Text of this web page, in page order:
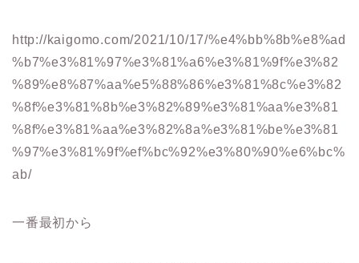
http://kaigomo.com/2021/10/17/%e4%bb%8b%e8%ad
%b7%e3%81%97%e3%81%a6%e3%81%9f%e3%82
%89%e8%87%aa%e5%88%86%e3%81%8c%e3%82
%8f%e3%81%8b%e3%82%89%e3%81%aa%e3%81
%8f%e3%81%aa%e3%82%8a%e3%81%be%e3%81
%97%e3%81%9f%ef%bc%92%e3%80%90%e6%bc%
ab/
一番最初から